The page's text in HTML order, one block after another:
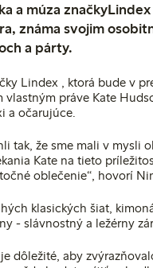
a múza
známa svojim
a párty.
Lindex , ktorá bude v
vlastným práve Kate
a očarujúce.
tak, že sme mali v mysli
Kate na tieto
oblečenie“, hovorí
klasických šiat,
- slávnostný a ležérny
dôležité, aby